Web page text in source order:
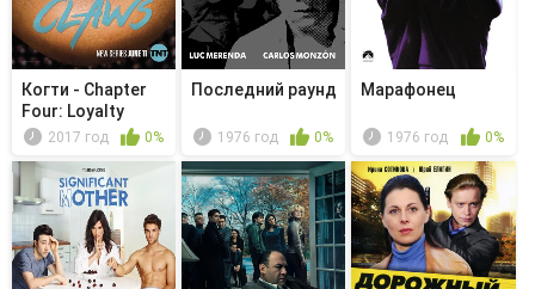
Когти - Chapter
Four: Loyalty
2017 год 0%
Последний раунд
1976 год 0%
Марафонец
1976 год 0%